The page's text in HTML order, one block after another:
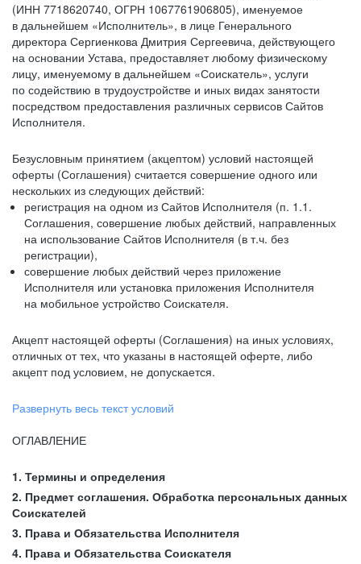
(ИНН 7718620740, ОГРН 1067761906805), именуемое
в дальнейшем «Исполнитель», в лице Генерального
директора Сергиенкова Дмитрия Сергеевича, действующего
на основании Устава, предоставляет любому физическому
лицу, именуемому в дальнейшем «Соискатель», услуги
по содействию в трудоустройстве и иных видах занятости
посредством предоставления различных сервисов Сайтов
Исполнителя.
Безусловным принятием (акцептом) условий настоящей
оферты (Соглашения) считается совершение одного или
нескольких из следующих действий:
регистрация на одном из Сайтов Исполнителя (п. 1.1.
Соглашения, совершение любых действий, направленных
на использование Сайтов Исполнителя (в т.ч. без
регистрации),
совершение любых действий через приложение
Исполнителя или установка приложения Исполнителя
на мобильное устройство Соискателя.
Акцепт настоящей оферты (Соглашения) на иных условиях,
отличных от тех, что указаны в настоящей оферте, либо
акцепт под условием, не допускается.
Развернуть весь текст условий
ОГЛАВЛЕНИЕ
1. Термины и определения
2. Предмет соглашения. Обработка персональных данных
Соискателей
3. Права и Обязательства Исполнителя
4. Права и Обязательства Соискателя